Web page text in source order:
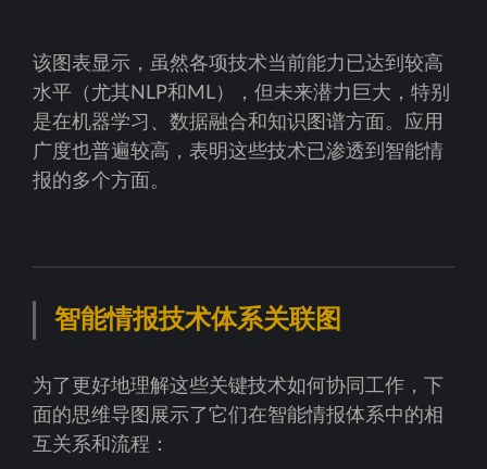
该图表显示，虽然各项技术当前能力已达到较高
水平（尤其NLP和ML），但未来潜力巨大，特别
是在机器学习、数据融合和知识图谱方面。应用
广度也普遍较高，表明这些技术已渗透到智能情
报的多个方面。
智能情报技术体系关联图
为了更好地理解这些关键技术如何协同工作，下
面的思维导图展示了它们在智能情报体系中的相
互关系和流程：